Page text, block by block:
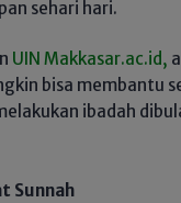
sehari hari.
UIN Makkasar.ac.id,
bisa membantu
ibadah
Sunnah